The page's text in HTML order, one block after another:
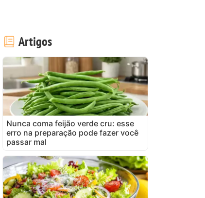
Artigos
Nunca coma feijão verde cru: esse
erro na preparação pode fazer você
passar mal